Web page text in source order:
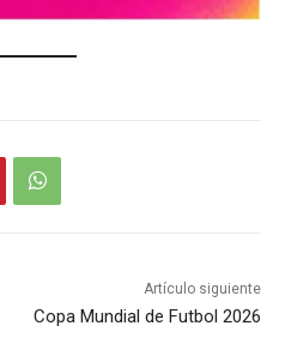
Artículo siguiente
Copa Mundial de Futbol 2026